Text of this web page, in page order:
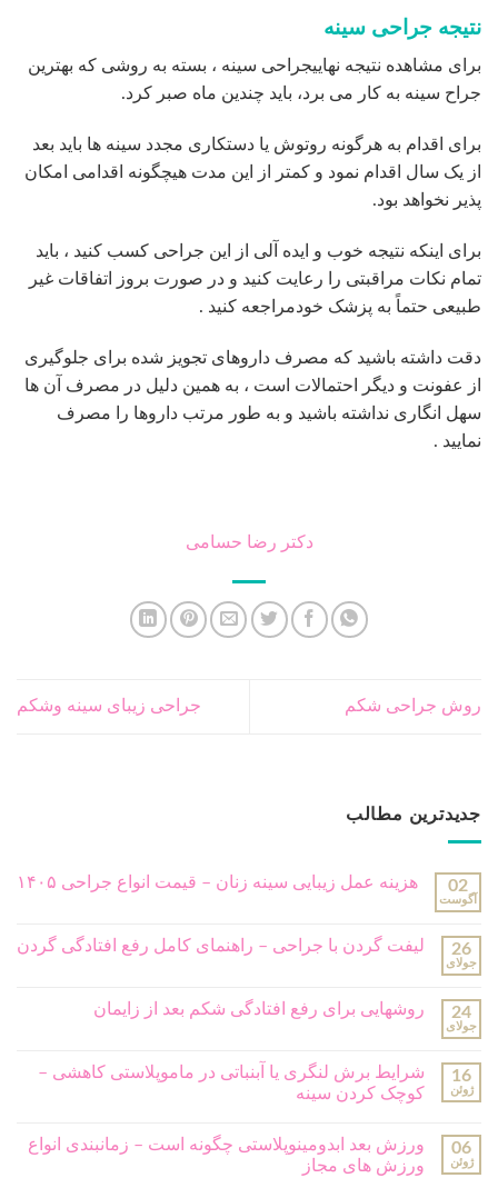
نتیجه جراحی سینه
برای مشاهده نتیجه نهاییجراحی سینه ، بسته به روشی که بهترین
جراح سینه به کار می برد، باید چندین ماه صبر کرد.
برای اقدام به هرگونه روتوش یا دستکاری مجدد سینه ها باید بعد
از یک سال اقدام نمود و کمتر از این مدت هیچگونه اقدامی امکان
پذیر نخواهد بود.
برای اینکه نتیجه خوب و ایده آلی از این جراحی کسب کنید ، باید
تمام نکات مراقبتی را رعایت کنید و در صورت بروز اتفاقات غیر
طبیعی حتماً به پزشک خودمراجعه کنید .
دقت داشته باشید که مصرف داروهای تجویز شده برای جلوگیری
از عفونت و دیگر احتمالات است ، به همین دلیل در مصرف آن ها
سهل انگاری نداشته باشید و به طور مرتب داروها را مصرف
نمایید .
دکتر رضا حسامی
روش جراحی شکم جراحی زیبای سینه وشکم
جدیدترین مطالب
02
آگوست
هزینه عمل زیبایی سینه زنان – قیمت انواع جراحی ۱۴۰۵
26
جولای
لیفت گردن با جراحی – راهنمای کامل رفع افتادگی گردن
24
جولای
روشهایی برای رفع افتادگی شکم بعد از زایمان
16
ژوئن
شرایط برش لنگری یا آبنباتی در ماموپلاستی کاهشی –
کوچک کردن سینه
06
ژوئن
ورزش بعد ابدومینوپلاستی چگونه است – زمانبندی انواع
ورزش های مجاز